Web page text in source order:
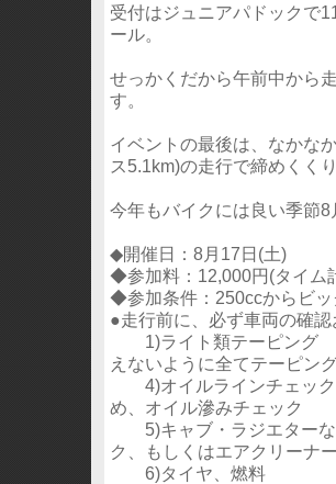
受付はジュニアパドックで
ール。
せっかくだから午前中から
す。
イベントの最後は、なかな
ス5.1km)の走行で締めくく
今年もバイクには良い季節
◆開催日：8月17日(土)
◆参加料：12,000円(タイム
◆参加条件：250ccからビ
●走行前に、必ず車両の確
1)ライト類テーピング
えないように全てテーピン
4)オイルラインチェック
め、オイル滲みチェック
5)キャブ・ラジエターな
ク、もしくはエアクリーナ
6)タイヤ、燃料